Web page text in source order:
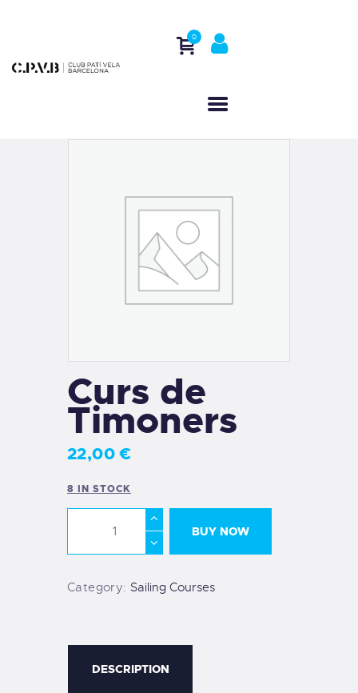
0
CONTACT
Curs de
Timoners
22,00 €
8 IN STOCK
BUY NOW
Category: Sailing Courses
DESCRIPTION